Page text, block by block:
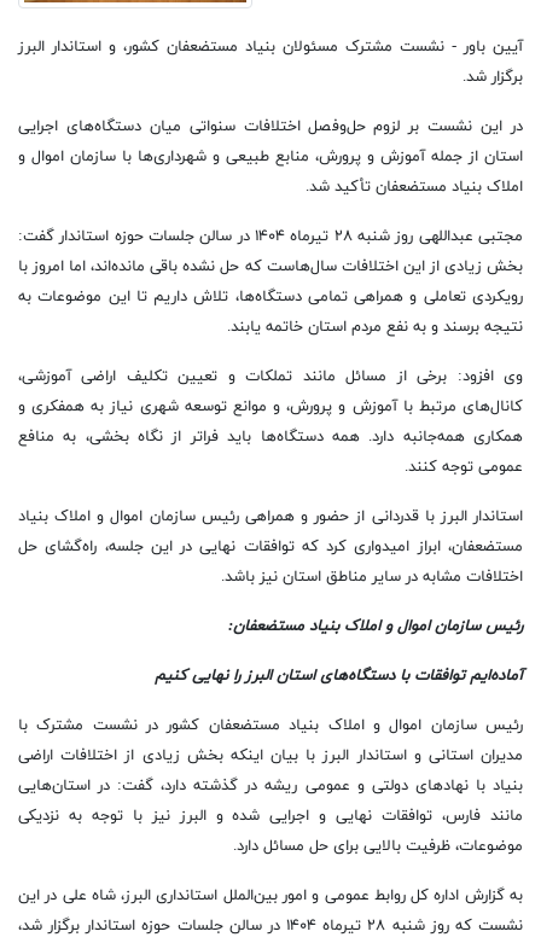
آیین باور - نشست مشترک مسئولان بنیاد مستضعفان کشور، و استاندار البرز
برگزار شد.
در این نشست بر لزوم حل‌وفصل اختلافات سنواتی میان دستگاه‌های اجرایی
استان از جمله آموزش و پرورش، منابع طبیعی و شهرداری‌ها با سازمان اموال و
املاک بنیاد مستضعفان تأکید شد.
مجتبی عبداللهی روز شنبه ۲۸ تیرماه ۱۴۰۴ در سالن جلسات حوزه استاندار گفت:
بخش زیادی از این اختلافات سال‌هاست که حل نشده باقی مانده‌اند، اما امروز با
رویکردی تعاملی و همراهی تمامی دستگاه‌ها، تلاش داریم تا این موضوعات به
نتیجه برسند و به نفع مردم استان خاتمه یابند.
وی افزود: برخی از مسائل مانند تملکات و تعیین تکلیف اراضی آموزشی،
کانال‌های مرتبط با آموزش و پرورش، و موانع توسعه شهری نیاز به همفکری و
همکاری همه‌جانبه دارد. همه دستگاه‌ها باید فراتر از نگاه بخشی، به منافع
عمومی توجه کنند.
استاندار البرز با قدردانی از حضور و همراهی رئیس سازمان اموال و املاک بنیاد
مستضعفان، ابراز امیدواری کرد که توافقات نهایی در این جلسه، راه‌گشای حل
اختلافات مشابه در سایر مناطق استان نیز باشد.
رئیس سازمان اموال و املاک بنیاد مستضعفان:
آماده‌ایم توافقات با دستگاه‌های استان البرز را نهایی کنیم
رئیس سازمان اموال و املاک بنیاد مستضعفان کشور در نشست مشترک با
مدیران استانی و استاندار البرز با بیان اینکه بخش زیادی از اختلافات اراضی
بنیاد با نهادهای دولتی و عمومی ریشه در گذشته دارد، گفت: در استان‌هایی
مانند فارس، توافقات نهایی و اجرایی شده و البرز نیز با توجه به نزدیکی
موضوعات، ظرفیت بالایی برای حل مسائل دارد.
به گزارش اداره کل روابط عمومی و امور بین‌الملل استانداری البرز، شاه علی در این
نشست که روز شنبه ۲۸ تیرماه ۱۴۰۴ در سالن جلسات حوزه استاندار برگزار شد،